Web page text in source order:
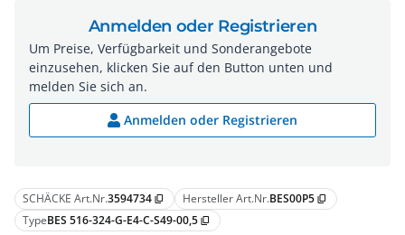
SCHÄCKE Art.Nr.3594734 content_copy Hersteller Art.Nr.BES00P5 content_copy
TypeBES 516-324-G-E4-C-S49-00,5 content_copy
Anmelden oder Registrieren
Um Preise, Verfügbarkeit und Sonderangebote
einzusehen, klicken Sie auf den Button unten und
melden Sie sich an.
Anmelden oder Registrieren